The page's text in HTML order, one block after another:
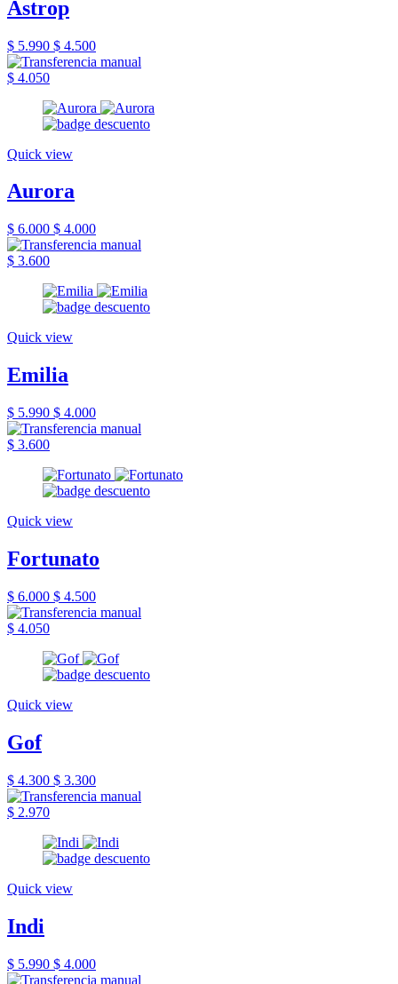
Astrop
$ 5.990 $ 4.500
$ 4.050
Quick view
Aurora
$ 6.000 $ 4.000
$ 3.600
Quick view
Emilia
$ 5.990 $ 4.000
$ 3.600
Quick view
Fortunato
$ 6.000 $ 4.500
$ 4.050
Quick view
Gof
$ 4.300 $ 3.300
$ 2.970
Quick view
Indi
$ 5.990 $ 4.000